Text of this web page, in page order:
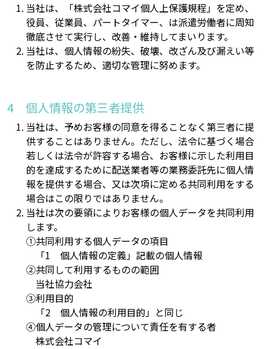
当社は、「株式会社コマイ個人上保護規程」を定め、
役員、従業員、パートタイマー、は派遣労働者に周知
徹底させて実行し、改善・維持してまいります。
当社は、個人情報の紛失、破壊、改ざん及び漏えい等
を防止するため、適切な管理に努めます。
個人情報の第三者提供
当社は、予めお客様の同意を得ることなく第三者に提
供することはありません。ただし、法令に基づく場合
若しくは法令が許容する場合、お客様に示した利用目
的を達成するために配送業者等の業務委託先に個人情
報を提供する場合、又は次項に定める共同利用をする
場合はこの限りではありません。
当社は次の要領によりお客様の個人データを共同利用
します。
共同利用する個人データの項目
「1 個人情報の定義」記載の個人情報
共同して利用するものの範囲
当社協力会社
利用目的
「2 個人情報の利用目的」と同じ
個人データの管理について責任を有する者
株式会社コマイ